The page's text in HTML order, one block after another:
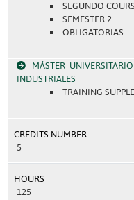
SEGUNDO
SEMESTER 2
OBLIGATORIAS
MÁSTER
INDUSTRIALES
TRAINING
CREDITS NUMBER
5
HOURS
125